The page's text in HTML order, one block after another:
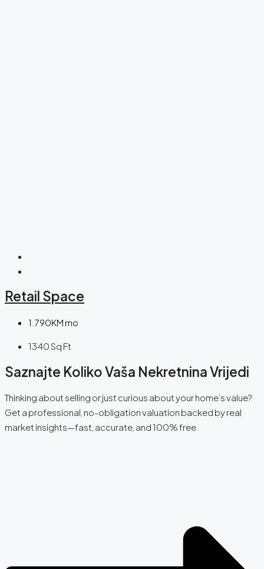
Retail Space
1.790KM mo
1340Sq Ft
Saznajte Koliko Vaša Nekretnina Vrijedi
Thinking about selling or just curious about your home’s value?
Get a professional, no-obligation valuation backed by real
market insights—fast, accurate, and 100% free.